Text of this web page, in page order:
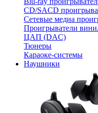
CD/SACD
Сетевые медиа
Проигрыватели
ЦАП (DAC)
Тюнеры
Караоке-системы
Наушники